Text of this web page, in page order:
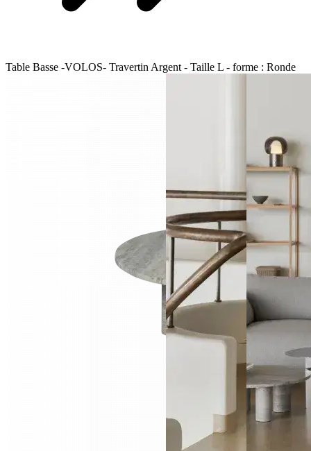
Table Basse -VOLOS- Travertin Argent - Taille L - forme : Ronde